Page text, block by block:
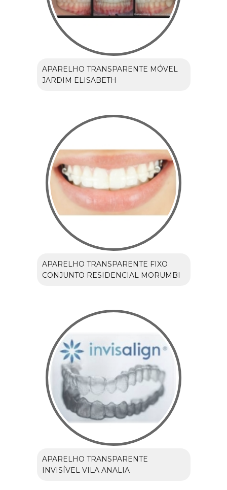
APARELHO TRANSPARENTE MÓVEL
JARDIM ELISABETH
APARELHO TRANSPARENTE FIXO
CONJUNTO RESIDENCIAL MORUMBI
APARELHO TRANSPARENTE
INVISÍVEL VILA ANALIA